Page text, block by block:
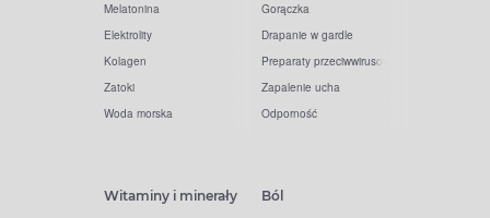
Melatonina
Elektrolity
Kolagen
Zatoki
Woda morska
Gorączka
Drapanie w gardle
Preparaty przeciwwirusowe
Zapalenie ucha
Odporność
Witaminy i minerały Ból